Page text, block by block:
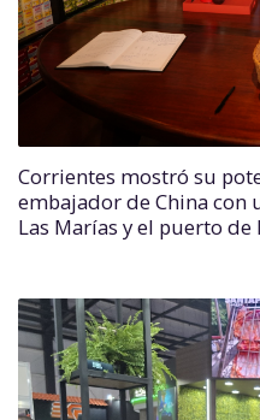
Corrientes mostró su
embajador de China con
Las Marías y el puerto